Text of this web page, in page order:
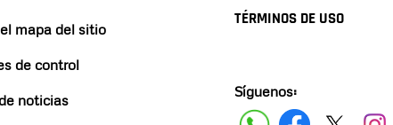
mapa del sitio
de control
noticias
TÉRMINOS DE USO
Síguenos: